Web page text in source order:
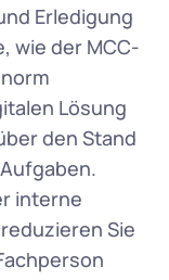
Erledigung
wie der MCC-
Lösung
den Stand
interne
Sie